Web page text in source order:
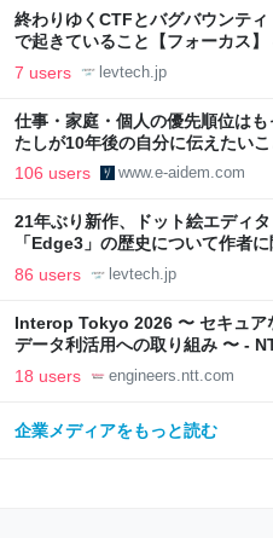
終わりゆくCTFとバグバウンテ
で起きていること【フォーカス
7 users levtech.jp
仕事・家庭・個人の優先順位は
たしが10年後の自分に伝えたい
106 users www.e-aidem.com
21年ぶり新作、ドット絵エディタ
「Edge3」の歴史について作者
LAB
86 users levtech.jp
Interop Tokyo 2026 〜 セキュア
データ利活用への取り組み 〜 -
Engineers' Blog
18 users engineers.ntt.com
企業メディアをもっと読む